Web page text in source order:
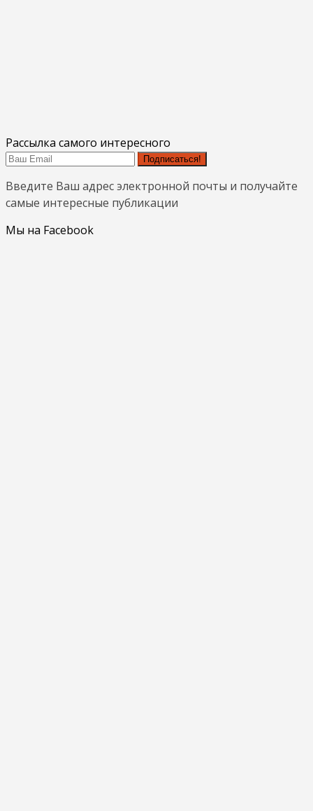
Рассылка самого интересного
Подписаться!
Введите Ваш адрес электронной почты и получайте
самые интересные публикации
Мы на Facebook